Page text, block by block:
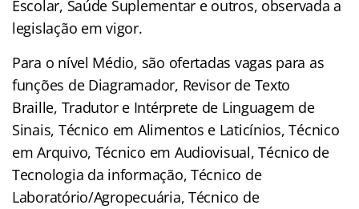
Escolar, Saúde Suplementar e outros, observada a
legislação em vigor.
Para o nível Médio, são ofertadas vagas para as
funções de Diagramador, Revisor de Texto
Braille, Tradutor e Intérprete de Linguagem de
Sinais, Técnico em Alimentos e Laticínios, Técnico
em Arquivo, Técnico em Audiovisual, Técnico de
Tecnologia da informação, Técnico de
Laboratório/Agropecuária, Técnico de